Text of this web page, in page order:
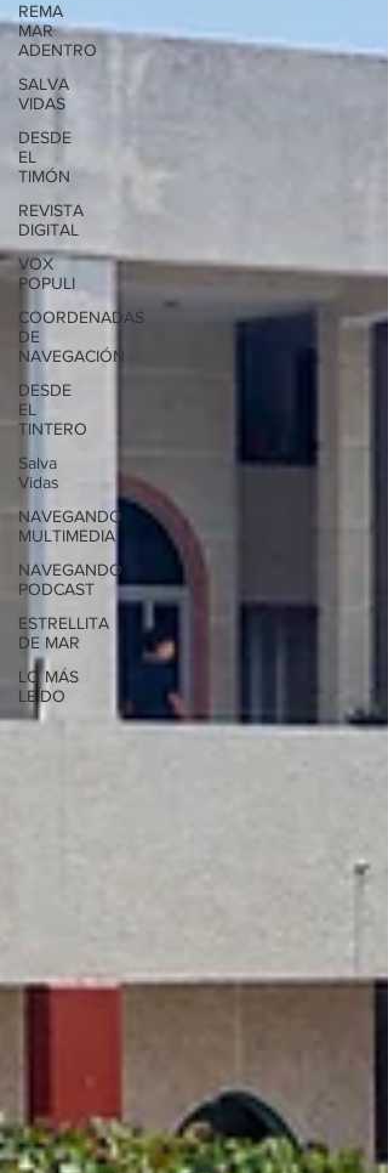
REMA
MAR
ADENTRO
SALVA
VIDAS
DESDE
EL
TIMÓN
REVISTA
DIGITAL
VOX
POPULI
COORDENADAS
DE
NAVEGACIÓN
DESDE
EL
TINTERO
Salva
Vidas
NAVEGANDO
MULTIMEDIA
NAVEGANDO
PODCAST
ESTRELLITA
DE MAR
LO MÁS
LEÍDO